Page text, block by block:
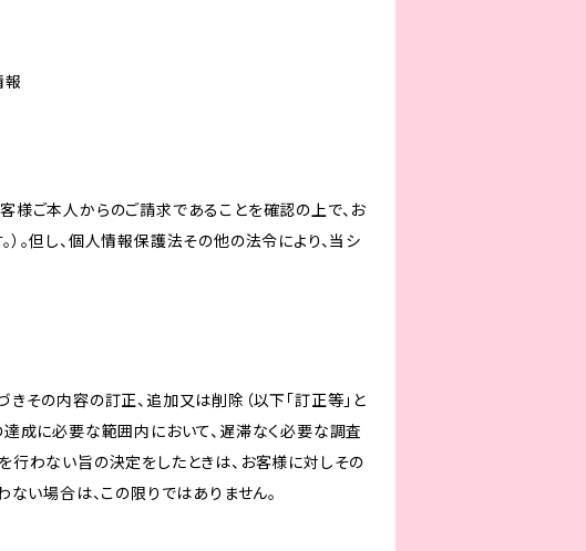
報
様ご本人からのご請求であることを確認の上で、お
。但し、個人情報保護法その他の法令により、当シ
その内容の訂正、追加又は削除（以下「訂正等」と
達成に必要な範囲内において、遅滞なく必要な調査
行わない旨の決定をしたときは、お客様に対しその
い場合は、この限りではありません。